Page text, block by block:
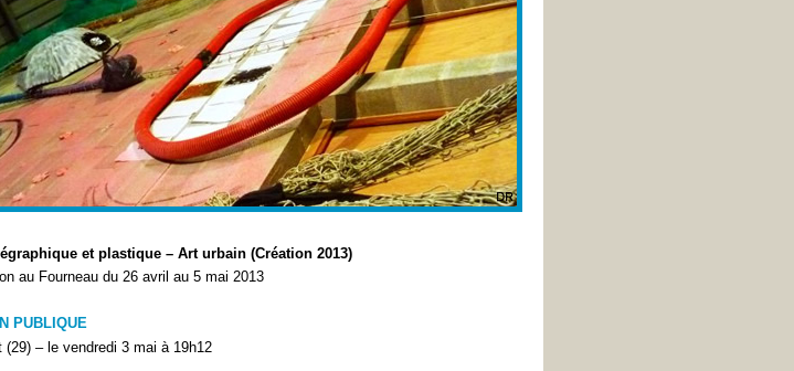
et plastique – Art urbain (Création 2013)
au Fourneau du 26 avril au 5 mai 2013
PUBLIQUE
(29) – le vendredi 3 mai à 19h12